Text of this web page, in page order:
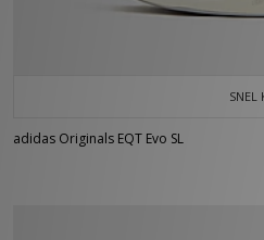
SNEL
adidas Originals EQT Evo SL